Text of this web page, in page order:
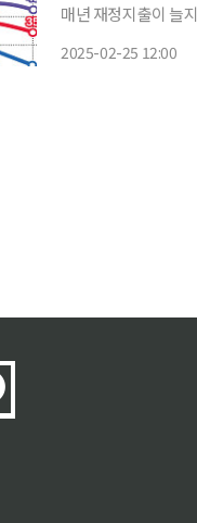
매년 재정지출이 늘
2025-02-25 12:00